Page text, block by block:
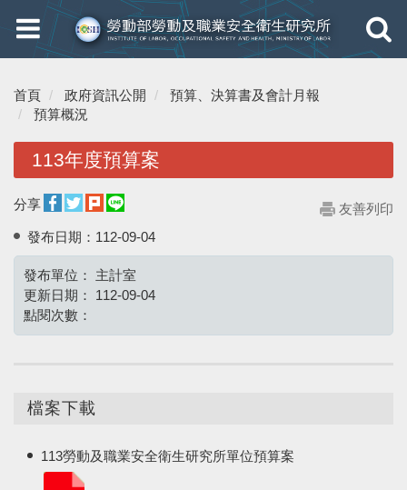
Toggle
navigation
Toggle
首頁 政府資訊公開
預算、決算書及會計月報
預算概況
113年度預算案
分享
友善列印
發布日期： 112-09-04
發布單位：
主計室
更新日期：
112-09-04
點閱次數：
檔案下載
113勞動及職業安全衛生研究所單位預算案